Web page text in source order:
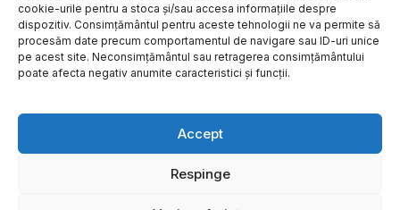
cookie-urile pentru a stoca și/sau accesa informațiile despre
dispozitiv. Consimțământul pentru aceste tehnologii ne va permite să
procesăm date precum comportamentul de navigare sau ID-uri unice
pe acest site. Neconsimțământul sau retragerea consimțământului
poate afecta negativ anumite caracteristici și funcții.
Accept
Respinge
Copyright ©2026